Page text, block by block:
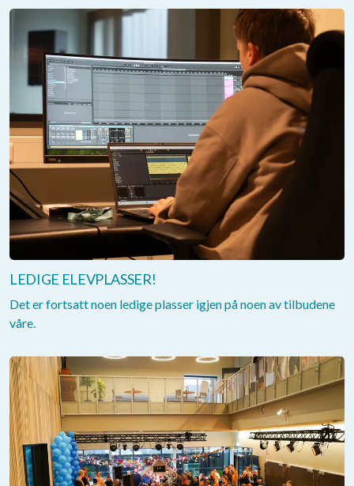
LEDIGE ELEVPLASSER!
Det er fortsatt noen ledige plasser igjen på noen av tilbudene
våre.